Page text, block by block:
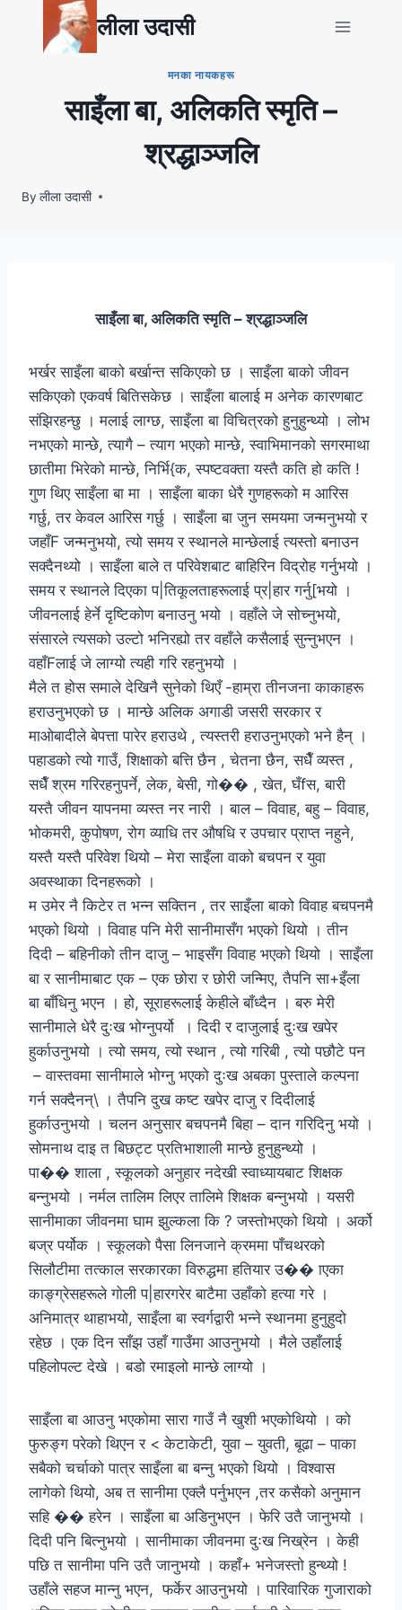
लीला उदासी
मनका नायकहरू
साइँला बा, अलिकति स्मृति –
श्रद्धाञ्जलि
By लीला उदासी
साइँला बा, अलिकति स्मृति – श्रद्धाञ्जलि
भर्खर साइँला बाको बर्खान्त सकिएको छ । साइँला बाको जीवन
सकिएको एकवर्ष बितिसकेछ । साइँला बालाई म अनेक कारणबाट
संझिरहन्छु । मलाई लाग्छ, साइँला बा विचित्रको हुनुहुन्थ्यो । लोभ
नभएको मान्छे, त्यागै – त्याग भएको मान्छे, स्वाभिमानको सगरमाथा
छातीमा भिरेको मान्छे, निर्भि{क, स्पष्टवक्ता यस्तै कति हो कति !
गुण थिए साइँला बा मा । साइँला बाका धेरै गुणहरूको म आरिस
गर्छु, तर केवल आरिस गर्छु । साइँला बा जुन समयमा जन्मनुभयो र
जहाँF जन्मनुभयो, त्यो समय र स्थानले मान्छेलाई त्यस्तो बनाउन
सक्दैनथ्यो । साइँला बाले त परिवेशबाट बाहिरिन विद्रोह गर्नुभयो ।
समय र स्थानले दिएका प|तिकूलताहरूलाई प्र|हार गर्नु[भयो ।
जीवनलाई हेर्ने दृष्टिकोण बनाउनु भयो । वहाँले जे सोच्नुभयो,
संसारले त्यसको उल्टो भनिरह्यो तर वहाँले कसैलाई सुन्नुभएन ।
वहाँFलाई जे लाग्यो त्यही गरि रहनुभयो ।
मैले त होस समाले देखिनै सुनेको थिएँ -हाम्रा तीनजना काकाहरू
हराउनुभएको छ । मान्छे अलिक अगाडी जसरी सरकार र
माओबादीले बेपत्ता पारेर हराउथे , त्यस्तरी हराउनुभएको भने हैन् ।
पहाडको त्यो गाउँ, शिक्षाको बत्ति छैन , चेतना छैन, सधैँ व्यस्त ,
सधैँ श्रम गरिरहनुपर्ने, लेक, बेसी, गो�� , खेत, घँfस, बारी
यस्तै जीवन यापनमा व्यस्त नर नारी । बाल – विवाह, बहु – विवाह,
भोकमरी, कुपोषण, रोग व्याधि तर औषधि र उपचार प्राप्त नहुने,
यस्तै यस्तै परिवेश थियो – मेरा साइँला वाको बचपन र युवा
अवस्थाका दिनहरूको ।
म उमेर नै किटेर त भन्न सक्तिन , तर साइँला बाको विवाह बचपनमै
भएको थियो । विवाह पनि मेरी सानीमासँग भएको थियो । तीन
दिदी – बहिनीको तीन दाजु – भाइसँग विवाह भएको थियो । साइँला
बा र सानीमाबाट एक – एक छोरा र छोरी जन्मिए, तैपनि सा+इँला
बा बाँधिनु भएन । हो, सूराहरूलाई केहीले बाँध्दैन । बरु मेरी
सानीमाले धेरै दुःख भोग्नुपर्यो । दिदी र दाजुलाई दुःख खपेर
हुर्काउनुभयो । त्यो समय, त्यो स्थान , त्यो गरिबी , त्यो पछौटे पन
– वास्तवमा सानीमाले भोग्नु भएको दुःख अबका पुस्ताले कल्पना
गर्न सक्दैनन्\ । तैपनि दुख कष्ट खपेर दाजु र दिदीलाई
हुर्काउनुभयो । चलन अनुसार बचपनमै बिहा – दान गरिदिनु भयो ।
सोमनाथ दाइ त बिछट्ट प्रतिभाशाली मान्छे हुनुहुन्थ्यो ।
पा�� शाला , स्कूलको अनुहार नदेखी स्वाध्यायबाट शिक्षक
बन्नुभयो । नर्मल तालिम लिएर तालिमे शिक्षक बन्नुभयो । यसरी
सानीमाका जीवनमा घाम झुल्कला कि ? जस्तोभएको थियो । अर्को
बज्र पर्योक । स्कूलको पैसा लिनजाने क्रममा पाँचथरको
सिलौटीमा तत्काल सरकारका विरुद्धमा हतियार उ�� ाएका
काङ्ग्रेसहरूले गोली प|हारगरेर बाटैमा उहाँको हत्या गरे ।
अनिमात्र थाहाभयो, साइँला बा स्वर्गद्वारी भन्ने स्थानमा हुनुहुदो
रहेछ । एक दिन साँझ उहाँ गाउँमा आउनुभयो । मैले उहाँलाई
पहिलोपल्ट देखे । बडो रमाइलो मान्छे लाग्यो ।
साइँला बा आउनु भएकोमा सारा गाउँ नै खुशी भएकोथियो । को
फुरुङ्ग परेको थिएन र < केटाकेटी, युवा – युवती, बूढा – पाका
सबैको चर्चाको पात्र साइँला बा बन्नु भएको थियो । विश्वास
लागेको थियो, अब त सानीमा एक्लै पर्नुभएन ,तर कसैको अनुमान
सहि �� हरेन । साइँला बा अडिनुभएन । फेरि उतै जानुभयो ।
दिदी पनि बित्नुभयो । सानीमाका जीवनमा दुःख निख्रेन । केही
पछि त सानीमा पनि उतै जानुभयो । कहाँ+ भनेजस्तो हुन्थ्यो !
उहाँले सहज मान्नु भएन, फर्केर आउनुभयो । पारिवारिक गुजाराको